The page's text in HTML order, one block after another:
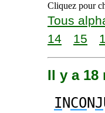
Cliquez pour
Tous
14
15
Il y a 18
I NCONJ